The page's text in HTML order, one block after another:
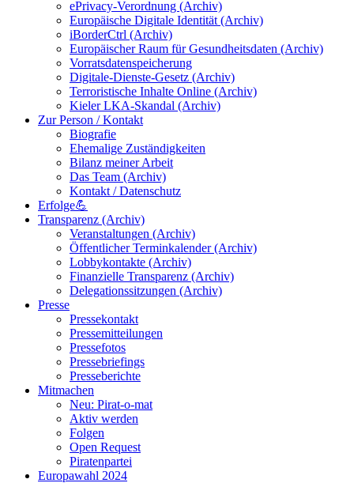
ePrivacy-Verordnung (Archiv)
Europäische Digitale Identität (Archiv)
iBorderCtrl (Archiv)
Europäischer Raum für Gesundheitsdaten (Archiv)
Vorratsdatenspeicherung
Digitale-Dienste-Gesetz (Archiv)
Terroristische Inhalte Online (Archiv)
Kieler LKA-Skandal (Archiv)
Zur Person / Kontakt
Biografie
Ehemalige Zuständigkeiten
Bilanz meiner Arbeit
Das Team (Archiv)
Kontakt / Datenschutz
Erfolge💪
Transparenz (Archiv)
Veranstaltungen (Archiv)
Öffentlicher Terminkalender (Archiv)
Lobbykontakte (Archiv)
Finanzielle Transparenz (Archiv)
Delegationssitzungen (Archiv)
Presse
Pressekontakt
Pressemitteilungen
Pressefotos
Pressebriefings
Presseberichte
Mitmachen
Neu: Pirat-o-mat
Aktiv werden
Folgen
Open Request
Piratenpartei
Europawahl 2024